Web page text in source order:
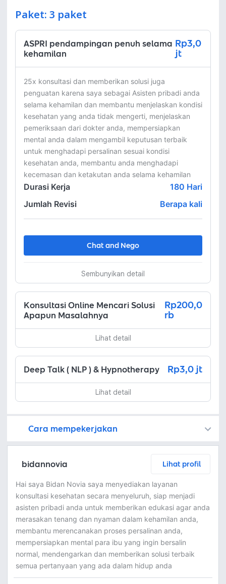
Paket: 3 paket
ASPRI pendampingan penuh selama
kehamilan
Rp3,0
jt
25x konsultasi dan memberikan solusi juga
penguatan karena saya sebagai Asisten pribadi anda
selama kehamilan dan membantu menjelaskan kondisi
kesehatan yang anda tidak mengerti, menjelaskan
pemeriksaan dari dokter anda, mempersiapkan
mental anda dalam mengambil keputusan terbaik
untuk menghadapi persalinan sesuai kondisi
kesehatan anda, membantu anda menghadapi
kecemasan dan ketakutan anda selama kehamilan
Durasi Kerja 180 Hari
Jumlah Revisi
Berapa kali
Chat and Nego
Sembunyikan detail
Konsultasi Online Mencari Solusi
Apapun Masalahnya
Rp200,0
rb
Lihat detail
Deep Talk ( NLP ) & Hypnotherapy Rp3,0 jt
Lihat detail
Cara mempekerjakan
bidannovia Lihat profil
Hai saya Bidan Novia saya menyediakan layanan
konsultasi kesehatan secara menyeluruh, siap menjadi
asisten pribadi anda untuk memberikan edukasi agar anda
merasakan tenang dan nyaman dalam kehamilan anda,
membantu merencanakan proses persalinan anda,
mempersiapkan mental para ibu yang ingin bersalin
normal, mendengarkan dan memberikan solusi terbaik
semua pertanyaan yang ada dalam hidup anda